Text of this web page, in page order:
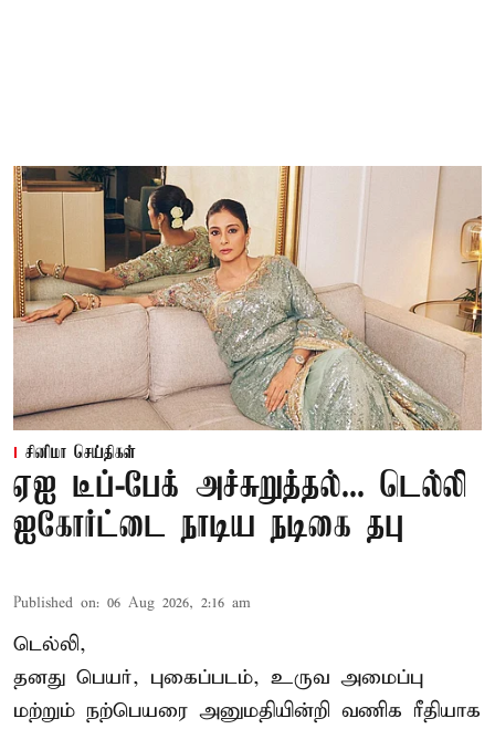
சினிமா செய்திகள்
ஏஐ டீப்-பேக் அச்சுறுத்தல்... டெல்லி
ஐகோர்ட்டை நாடிய நடிகை தபு
Published on: 06 Aug 2026, 2:16 am
டெல்லி,
தனது பெயர், புகைப்படம், உருவ அமைப்பு
மற்றும் நற்பெயரை அனுமதியின்றி வணிக ரீதியாக